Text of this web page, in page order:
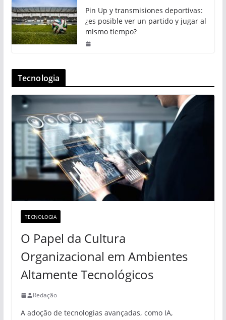
Pin Up y transmisiones deportivas:
¿es posible ver un partido y jugar al
mismo tiempo?
Tecnologia
TECNOLOGIA
O Papel da Cultura
Organizacional em Ambientes
Altamente Tecnológicos
Redação
A adoção de tecnologias avançadas, como IA,